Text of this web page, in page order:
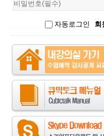
로
자동로그인 회